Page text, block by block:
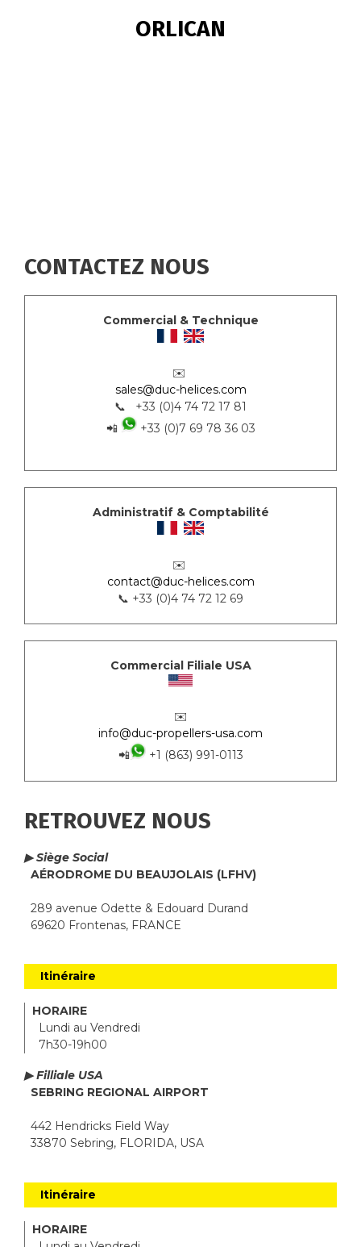
ORLICAN
CONTACTEZ NOUS
Commercial & Technique
✉️
sales@duc-helices.com
📞 +33 (0)4 74 72 17 81
📲
+33 (0)7 69 78 36 03
Administratif & Comptabilité
✉️
contact@duc-helices.com
📞 +33 (0)4 74 72 12 69
Commercial Filiale USA
✉️
info@duc-propellers-usa.com
📲
+1 (863) 991-0113
RETROUVEZ NOUS
▶ Siège Social
AÉRODROME DU BEAUJOLAIS (LFHV)
289 avenue Odette & Edouard Durand
69620 Frontenas, FRANCE
Itinéraire
HORAIRE
Lundi au Vendredi
7h30-19h00
▶ Filliale USA
SEBRING REGIONAL AIRPORT
442 Hendricks Field Way
33870 Sebring, FLORIDA, USA
Itinéraire
HORAIRE